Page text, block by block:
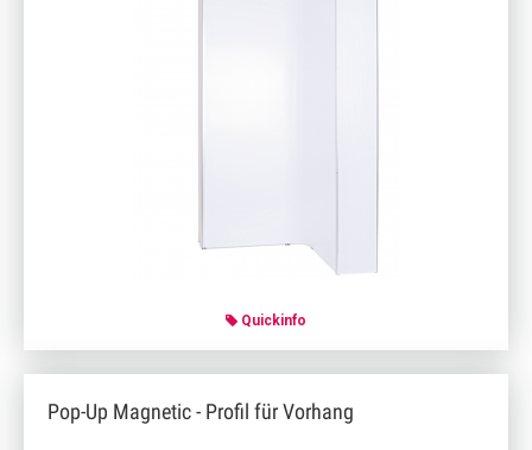
Quickinfo
Pop-Up Magnetic - Profil für Vorhang